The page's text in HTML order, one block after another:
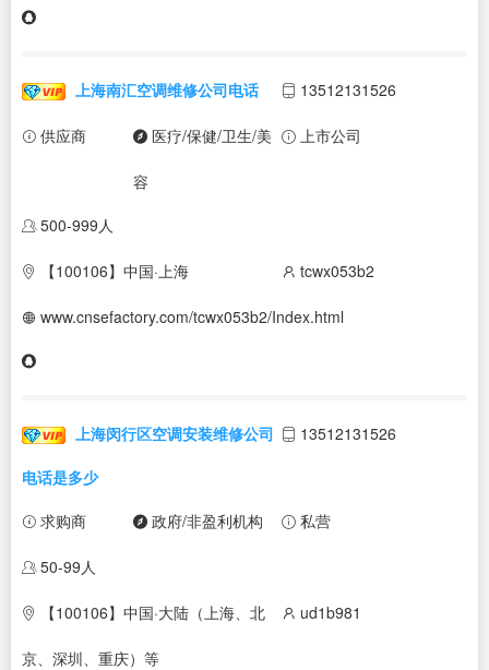
上海南汇空调维修公司电话 13512131526
供应商 医疗/保健/卫生/美
容
上市公司
500-999人
【100106】中国·上海 tcwx053b2
www.cnsefactory.com/tcwx053b2/Index.html
上海闵行区空调安装维修公司
电话是多少
13512131526
求购商 政府/非盈利机构 私营
50-99人
【100106】中国·大陆（上海、北
京、深圳、重庆）等
ud1b981